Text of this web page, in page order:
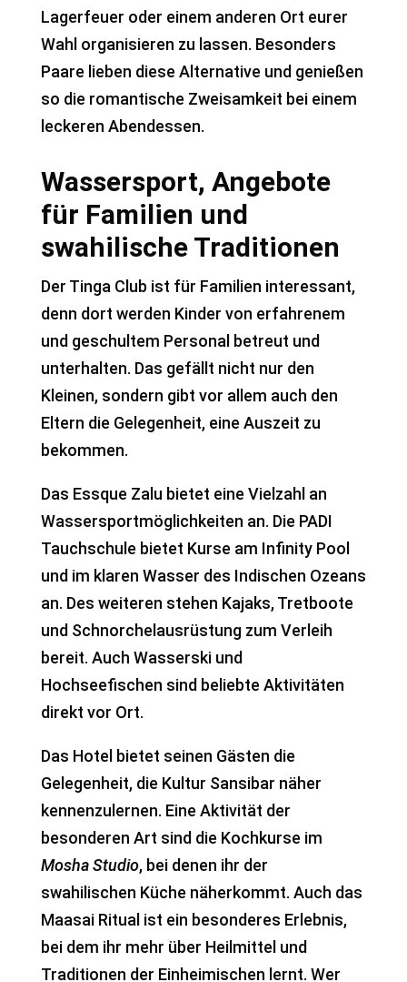
Lagerfeuer oder einem anderen Ort eurer
Wahl organisieren zu lassen. Besonders
Paare lieben diese Alternative und genießen
so die romantische Zweisamkeit bei einem
leckeren Abendessen.
Wassersport, Angebote
für Familien und
swahilische Traditionen
Der Tinga Club ist für Familien interessant,
denn dort werden Kinder von erfahrenem
und geschultem Personal betreut und
unterhalten. Das gefällt nicht nur den
Kleinen, sondern gibt vor allem auch den
Eltern die Gelegenheit, eine Auszeit zu
bekommen.
Das Essque Zalu bietet eine Vielzahl an
Wassersportmöglichkeiten an. Die PADI
Tauchschule bietet Kurse am Infinity Pool
und im klaren Wasser des Indischen Ozeans
an. Des weiteren stehen Kajaks, Tretboote
und Schnorchelausrüstung zum Verleih
bereit. Auch Wasserski und
Hochseefischen sind beliebte Aktivitäten
direkt vor Ort.
Das Hotel bietet seinen Gästen die
Gelegenheit, die Kultur Sansibar näher
kennenzulernen. Eine Aktivität der
besonderen Art sind die Kochkurse im
Mosha Studio, bei denen ihr der
swahilischen Küche näherkommt. Auch das
Maasai Ritual ist ein besonderes Erlebnis,
bei dem ihr mehr über Heilmittel und
Traditionen der Einheimischen lernt. Wer